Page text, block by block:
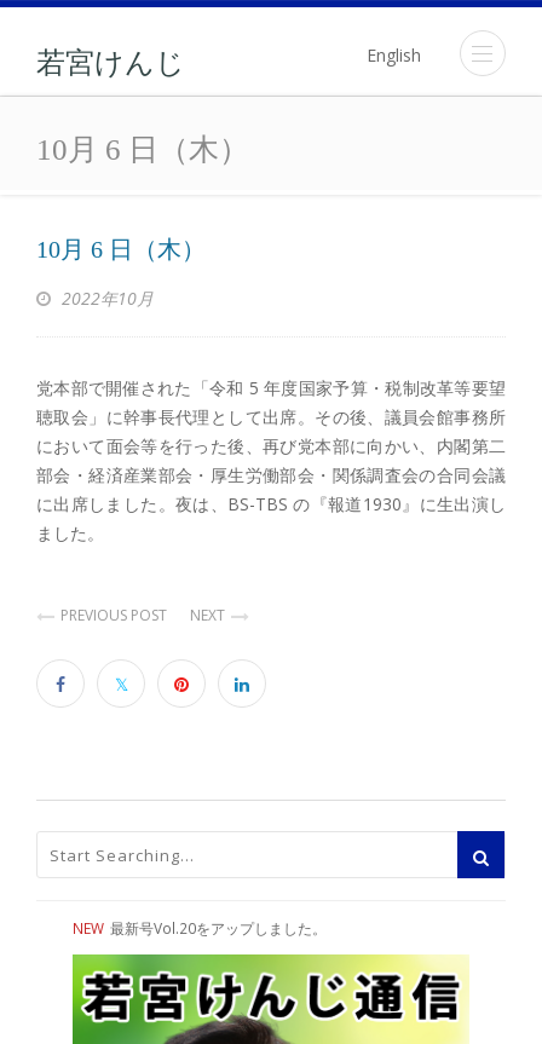
若宮けんじ English
10月 6 日（木）
10月 6 日（木）
10月 6 日（木）
2022年10月
党本部で開催された「令和 5 年度国家予算・税制改革等要望
聴取会」に幹事長代理として出席。その後、議員会館事務所
において面会等を行った後、再び党本部に向かい、内閣第二
部会・経済産業部会・厚生労働部会・関係調査会の合同会議
に出席しました。夜は、BS-TBS の『報道1930』に生出演し
ました。
PREVIOUS POST NEXT
NEW 最新号Vol.20をアップしました。